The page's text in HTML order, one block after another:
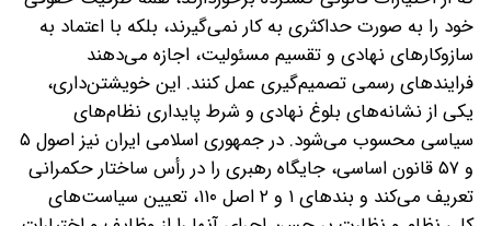
خود را به‌ صورت حداکثری به کار نمی‌گیرند، بلکه با اعتماد به
سازوکارهای نهادی و تقسیم مسئولیت، اجازه می‌دهند
فرایندهای رسمی تصمیم‌گیری عمل کنند. این خویشتن‌داری،
یکی از نشانه‌های بلوغ نهادی و شرط پایداری نظام‌های
سیاسی محسوب می‌شود. در جمهوری اسلامی ایران نیز اصول ۵
و ۵۷ قانون اساسی، جایگاه رهبری را در رأس ساختار حکمرانی
تعریف می‌کند و بندهای ۱ و ۲ اصل ۱۱۰، تعیین سیاست‌های